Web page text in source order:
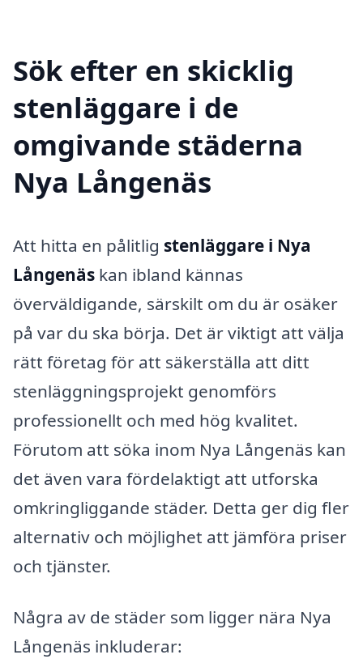
Sök efter en skicklig
stenläggare i de
omgivande städerna
Nya Långenäs
Att hitta en pålitlig stenläggare i Nya
Långenäs kan ibland kännas
överväldigande, särskilt om du är osäker
på var du ska börja. Det är viktigt att välja
rätt företag för att säkerställa att ditt
stenläggningsprojekt genomförs
professionellt och med hög kvalitet.
Förutom att söka inom Nya Långenäs kan
det även vara fördelaktigt att utforska
omkringliggande städer. Detta ger dig fler
alternativ och möjlighet att jämföra priser
och tjänster.
Några av de städer som ligger nära Nya
Långenäs inkluderar: